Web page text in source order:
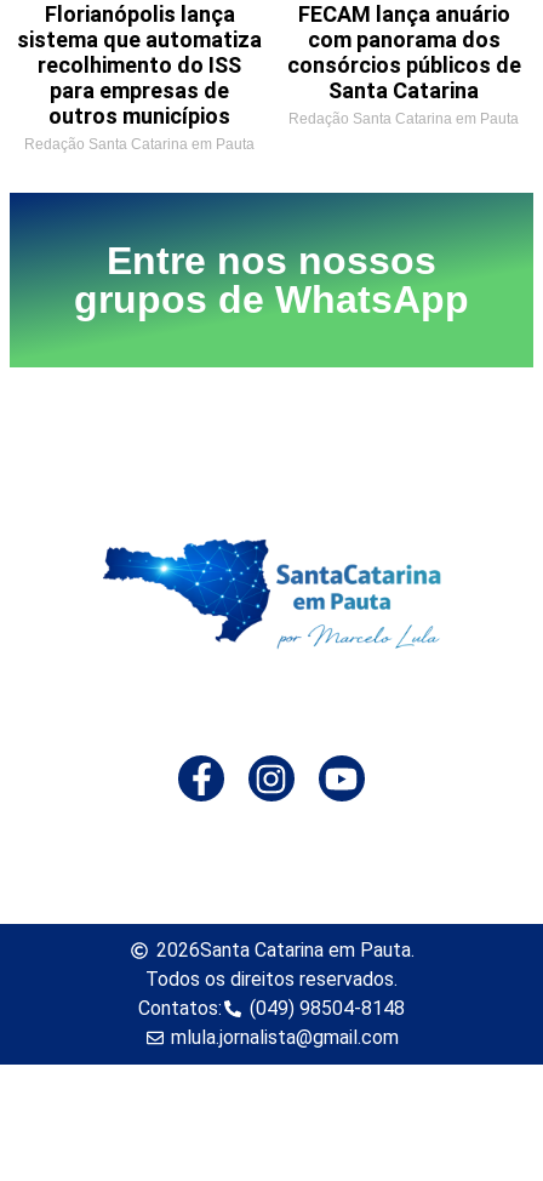
Florianópolis lança
sistema que automatiza
recolhimento do ISS
para empresas de
outros municípios
Redação Santa Catarina em Pauta
FECAM lança anuário
com panorama dos
consórcios públicos de
Santa Catarina
Redação Santa Catarina em Pauta
Entre nos nossos
grupos de WhatsApp
2026Santa Catarina em Pauta.
Todos os direitos reservados.
Contatos:
(049) 98504-8148
mlula.jornalista@gmail.com